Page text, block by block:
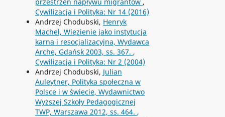
Cywilizacja i Polityka: Nr 14 (2016)
Andrzej Chodubski, Henryk
Machel, Więzienie jako instytucja
karna i resocjalizacyjna, Wydawca
Arche, Gdańsk 2003, ss. 367. ,
Cywilizacja i Polityka: Nr 2 (2004)
Andrzej Chodubski, Julian
Auleytner, Polityka społeczna w
Polsce i w świecie, Wydawnictwo
Wyższej Szkoły Pedagogicznej
TWP, Warszawa 2012, ss. 464. ,